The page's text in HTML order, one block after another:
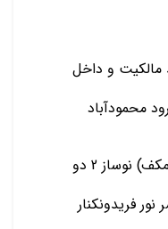
مالکیت و داخل
محمودآباد
فروش ویلا نیم دوبلکس و فلت(همکف) نوساز 2 دو
فریدونکنار